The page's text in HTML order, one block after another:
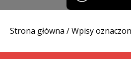
Strona główna / Wpisy